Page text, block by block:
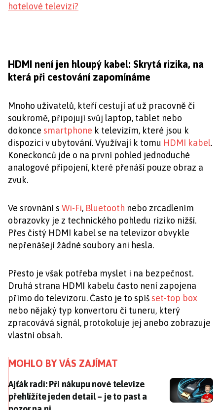
hotelové televizi?
HDMI není jen hloupý kabel: Skrytá rizika, na
která při cestování zapomínáme
Mnoho uživatelů, kteří cestují ať už pracovně či
soukromě, připojují svůj laptop, tablet nebo
dokonce smartphone k televizím, které jsou k
dispozici v ubytování. Využívají k tomu HDMI kabel.
Koneckonců jde o na první pohled jednoduché
analogové připojení, které přenáší pouze obraz a
zvuk.
Ve srovnání s Wi-Fi, Bluetooth nebo zrcadlením
obrazovky je z technického pohledu riziko nižší.
Přes čistý HDMI kabel se na televizor obvykle
nepřenášejí žádné soubory ani hesla.
Přesto je však potřeba myslet i na bezpečnost.
Druhá strana HDMI kabelu často není zapojena
přímo do televizoru. Často je to spíš set-top box
nebo nějaký typ konvertoru či tuneru, který
zpracovává signál, protokoluje jej anebo zobrazuje
vlastní obsah.
MOHLO BY VÁS ZAJÍMAT
Ajťák radí: Při nákupu nové televize přehlížíte jeden
Ajťák radí: Při nákupu nové televize
přehlížíte jeden detail – je to past a